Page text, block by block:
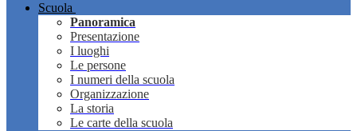
Scuola
Panoramica
Presentazione
I luoghi
Le persone
I numeri della scuola
Organizzazione
La storia
Le carte della scuola